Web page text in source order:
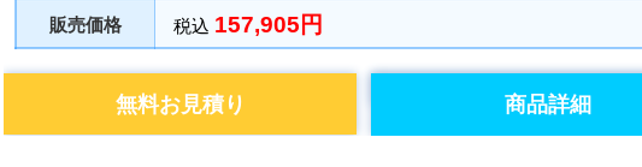
販売価格 税込 157,905円
商品詳細
無料お見積り